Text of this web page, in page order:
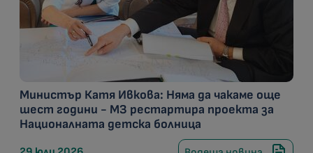
Министър Катя Ивкова: Няма да чакаме още
шест години - МЗ рестартира проекта за
Националната детска болница